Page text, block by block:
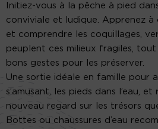
Initiez-vous à la pêche à pied
conviviale et ludique. Apprenez à
et comprendre les coquillages,
peuplent ces milieux fragiles,
bons gestes pour les préserver.
Une sortie idéale en famille pour
s’amusant, les pieds dans l’eau,
nouveau regard sur les trésors
Bottes ou chaussures d’eau